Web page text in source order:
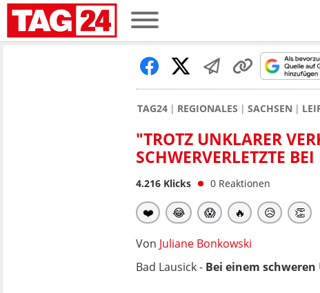
TAG24 REGIONALES SACHSEN
"TROTZ UNKLARER
SCHWERVERLETZTE
4.216 Klicks 0 Reaktionen
❤️ 😂 😱 🔥 😥 👏
Von Juliane Bonkowski
Bad Lausick - Bei einem schweren